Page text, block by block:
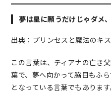
夢は星に願うだけじゃダメ
出典：プリンセスと魔法のキ
この言葉は、ティアナの亡き
葉で、夢へ向かって脇目もふ
となっている言葉でもあります